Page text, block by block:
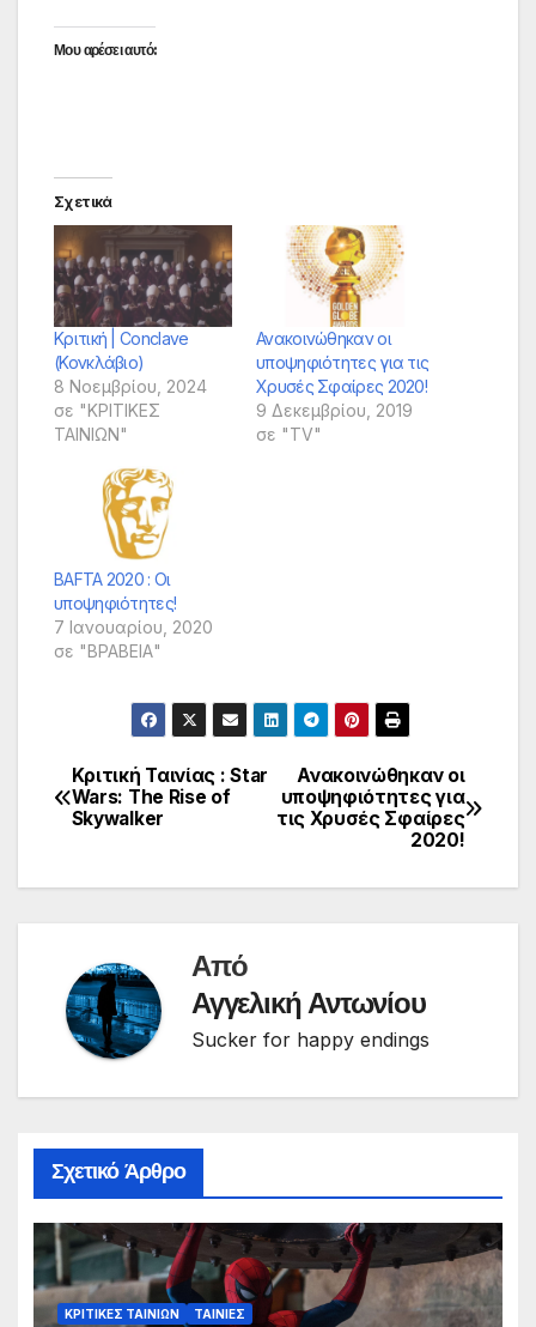
Μου αρέσει αυτό:
Σχετικά
Κριτική | Conclave
(Κονκλάβιο)
8 Νοεμβρίου, 2024
σε "ΚΡΙΤΙΚΕΣ
ΤΑΙΝΙΩΝ"
Ανακοινώθηκαν οι
υποψηφιότητες για τις
Χρυσές Σφαίρες 2020!
9 Δεκεμβρίου, 2019
σε "TV"
BAFTA 2020 : Οι
υποψηφιότητες!
7 Ιανουαρίου, 2020
σε "ΒΡΑΒΕΙΑ"
Πλοήγηση
άρθρων
Ανακοινώθηκαν οι
υποψηφιότητες για
τις Χρυσές Σφαίρες
2020!
Κριτική Ταινίας : Star
Wars: The Rise of
Skywalker
Από
Αγγελική Αντωνίου
Sucker for happy endings
Σχετικό Άρθρο
ΚΡΙΤΙΚΕΣ ΤΑΙΝΙΩΝ ΤΑΙΝΙΕΣ